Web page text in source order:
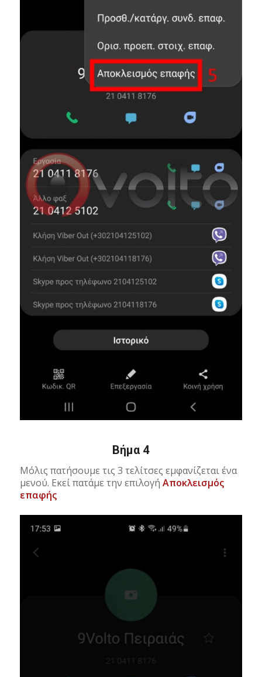
Βήμα 4
Μόλις πατήσουμε τις 3 τελίτσες εμφανίζεται ένα
μενού. Εκεί πατάμε την επιλογή Αποκλεισμός
επαφής